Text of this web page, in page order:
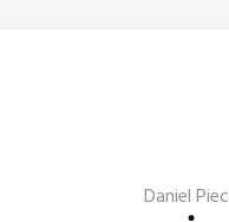
Daniel